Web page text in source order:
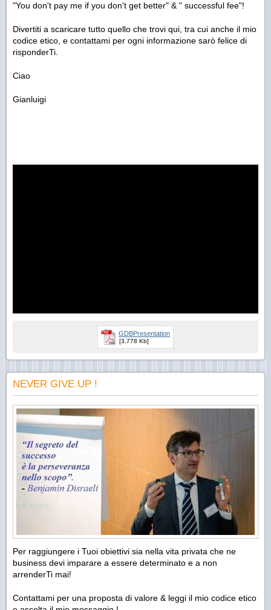
"You don't pay me if you don't get better" & " successful fee"!
Divertiti a scaricare tutto quello che trovi qui, tra cui anche il mio
codice etico, e contattami per ogni informazione sarò felice di
risponderTi.
Ciao
Gianluigi
GDBPresentation
[3.778 Kb]
NEVER GIVE UP !
Per raggiungere i Tuoi obiettivi sia nella vita privata che ne
business devi imparare a essere determinato e a non
arrenderTi mai!
Contattami per una proposta di valore & leggi il mio codice etico